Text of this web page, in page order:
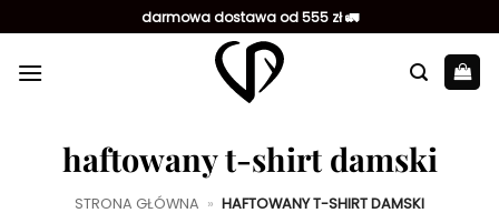
do
zawartości
darmowa dostawa od 555 zł 🚛
haftowany t-shirt damski
STRONA GŁÓWNA » HAFTOWANY T-SHIRT DAMSKI